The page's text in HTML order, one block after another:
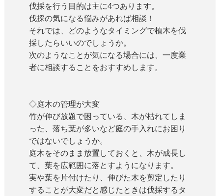
伐採を行う目的は主に4つあります。
伐採の気になる悩みがあれば相談！
それでは、どのようなタイミングで植木を伐
採したらいいのでしょうか。
次のようなことが気になる場合には、一度業
者に相談することをおすすめします。
◇庭木の管理が大変
竹が伸び放題で困っている、木が枯れてしま
った、落ち葉が多いなど庭の手入れにお困り
ではないでしょうか。
庭木をそのまま放置しておくと、木が成長し
て、葉を広範囲に落とすようになります。
実や葉を片付けたり、伸びた木を剪定したり
することが大変だと感じたときは伐採するタ